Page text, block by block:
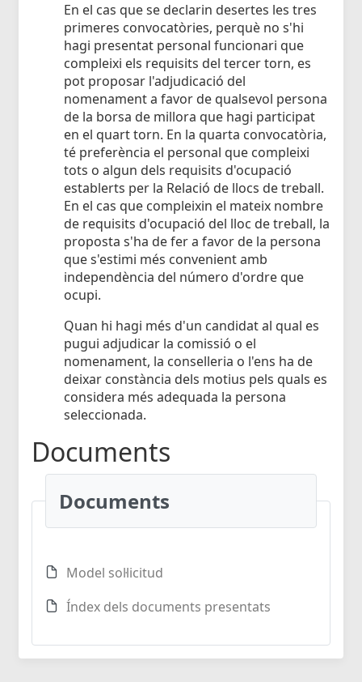
En el cas que se declarin desertes les tres
primeres convocatòries, perquè no s'hi
hagi presentat personal funcionari que
compleixi els requisits del tercer torn, es
pot proposar l'adjudicació del
nomenament a favor de qualsevol persona
de la borsa de millora que hagi participat
en el quart torn. En la quarta convocatòria,
té preferència el personal que compleixi
tots o algun dels requisits d'ocupació
establerts per la Relació de llocs de treball.
En el cas que compleixin el mateix nombre
de requisits d'ocupació del lloc de treball, la
proposta s'ha de fer a favor de la persona
que s'estimi més convenient amb
independència del número d'ordre que
ocupi.
Quan hi hagi més d'un candidat al qual es
pugui adjudicar la comissió o el
nomenament, la conselleria o l'ens ha de
deixar constància dels motius pels quals es
considera més adequada la persona
seleccionada.
Documents
Documents
Model sol·licitud
Índex dels documents presentats